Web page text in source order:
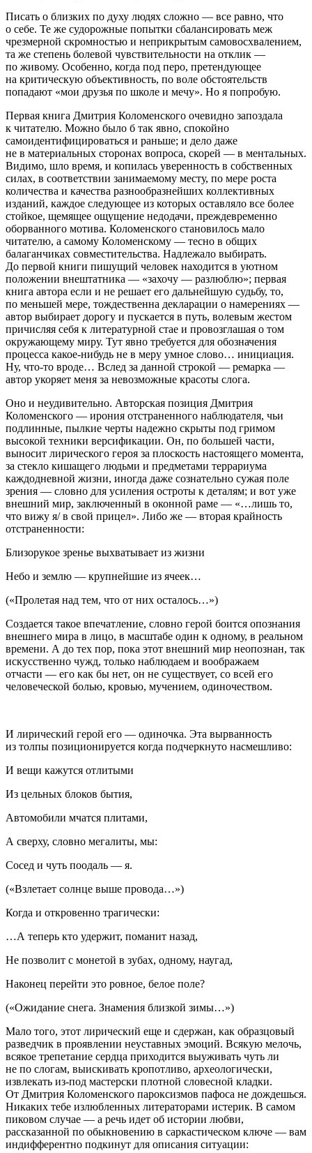
Писать о близких по духу людях сложно — все равно, что
о себе. Те же судорожные попытки сбалансировать меж
чрезмерной скромностью и неприкрытым самовосхвалением,
та же степень болевой чувствительности на отклик —
по живому. Особенно, когда под перо, претендующее
на критическую объективность, по воле обстоятельств
попадают «мои друзья по школе и мечу». Но я попробую.
Первая книга Дмитрия Коломенского очевидно запоздала
к читателю. Можно было б так явно, спокойно
самоидентифицироваться и раньше; и дело даже
не в материальных сторонах вопроса, скорей — в ментальных.
Видимо, шло время, и копилась уверенность в собственных
силах, в соответствии занимаемому месту, по мере роста
количества и качества разнообразнейших коллективных
изданий, каждое следующее из которых оставляло все более
стойкое, щемящее ощущение недодачи, преждевременно
оборванного мотива. Коломенского становилось мало
читателю, а самому Коломенскому — тесно в общих
балаганчиках совместительства. Надлежало выбирать.
До первой книги пишущий человек находится в уютном
положении внештатника — «захочу — разлюблю»; первая
книга автора если и не решает его дальнейшую судьбу, то,
по меньшей мере, тождественна декларации о намерениях —
автор выбирает дорогу и пускается в путь, волевым жестом
причисляя себя к литературной стае и провозглашая о том
окружающему миру. Тут явно требуется для обозначения
процесса какое-нибудь не в меру умное слово… инициация.
Ну, что-то вроде… Вслед за данной строкой — ремарка —
автор укоряет меня за невозможные красоты слога.
Оно и неудивительно. Авторская позиция Дмитрия
Коломенского — ирония отстраненного наблюдателя, чьи
подлинные, пылкие черты надежно скрыты под гримом
высокой техники версификации. Он, по большей части,
выносит лирического героя за плоскость настоящего момента,
за стекло кишащего людьми и предметами террариума
каждодневной жизни, иногда даже сознательно сужая поле
зрения — словно для усиления остроты к деталям; и вот уже
внешний мир, заключенный в оконной раме — «…лишь то,
что вижу я/ в свой прицел». Либо же — вторая крайность
отстраненности:
Близорукое зренье выхватывает из жизни
Небо и землю — крупнейшие из ячеек…
(«Пролетая над тем, что от них осталось…»)
Создается такое впечатление, словно герой боится опознания
внешнего мира в лицо, в масштабе один к одному, в реальном
времени. А до тех пор, пока этот внешний мир неопознан, так
искусственно чужд, только наблюдаем и воображаем
отчасти — его как бы нет, он не существует, со всей его
человеческой болью, кровью, мучением, одиночеством.
И лирический герой его — одиночка. Эта вырванность
из толпы позиционируется когда подчеркнуто насмешливо:
И вещи кажутся отлитыми
Из цельных блоков бытия,
Автомобили мчатся плитами,
А сверху, словно мегалиты, мы:
Сосед и чуть поодаль — я.
(«Взлетает солнце выше провода…»)
Когда и откровенно трагически:
…А теперь кто удержит, поманит назад,
Не позволит с монетой в зубах, одному, наугад,
Наконец перейти это ровное, белое поле?
(«Ожидание снега. Знамения близкой зимы…»)
Мало того, этот лирический еще и сдержан, как образцовый
разведчик в проявлении неуставных эмоций. Всякую мелочь,
всякое трепетание сердца приходится выуживать чуть ли
не по слогам, выискивать кропотливо, археологически,
извлекать из-под мастерски плотной словесной кладки.
От Дмитрия Коломенского пароксизмов пафоса не дождешься.
Никаких тебе излюбленных литераторами истерик. В самом
пиковом случае — а речь идет об истории любви,
рассказанной по обыкновению в саркастическом ключе — вам
индифферентно подкинут для описания ситуации: